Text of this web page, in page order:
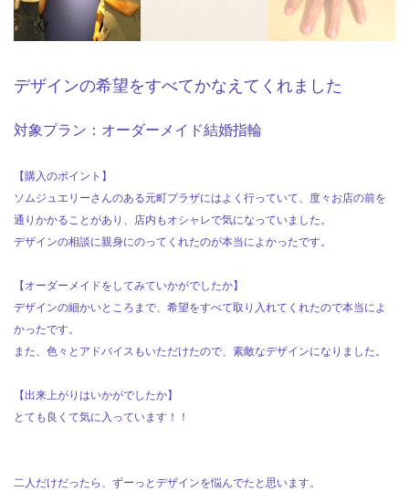
デザインの希望をすべてかなえてくれました
対象プラン：オーダーメイド結婚指輪
【購入のポイント】
ソムジュエリーさんのある元町プラザにはよく行っていて、度々お店の前を
通りかかることがあり、店内もオシャレで気になっていました。
デザインの相談に親身にのってくれたのが本当によかったです。
【オーダーメイドをしてみていかがでしたか】
デザインの細かいところまで、希望をすべて取り入れてくれたので本当によ
かったです。
また、色々とアドバイスもいただけたので、素敵なデザインになりました。
【出来上がりはいかがでしたか】
とても良くて気に入っています！！
二人だけだったら、ずーっとデザインを悩んでたと思います。